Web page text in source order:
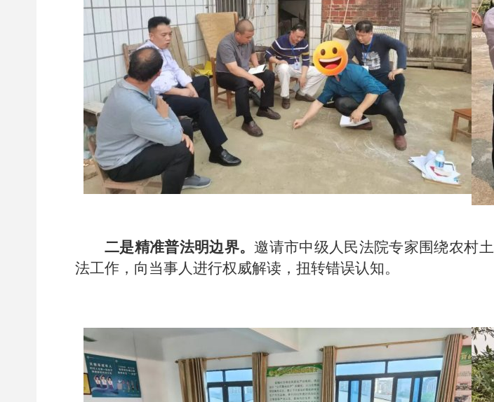
二是精准普法明边界。邀请市中级人民法院专家围绕农村
法工作，向当事人进行权威解读，扭转错误认知。